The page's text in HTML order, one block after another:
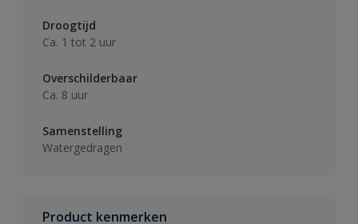
Droogtijd
Ca. 1 tot 2 uur
Overschilderbaar
Ca. 8 uur
Samenstelling
Watergedragen
Product kenmerken